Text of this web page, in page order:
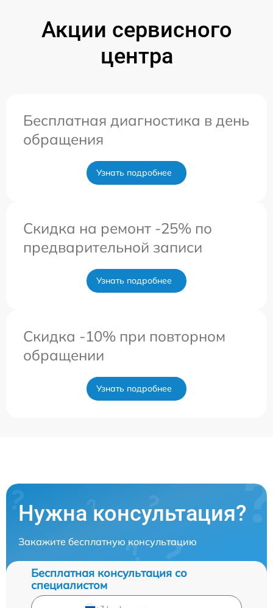
Акции сервисного
центра
Бесплатная диагностика в день
обращения
Узнать подробнее
Скидка на ремонт -25% по
предварительной записи
Узнать подробнее
Скидка -10% при повторном
обращении
Узнать подробнее
Нужна консультация?
Закажите бесплатную консультацию
Бесплатная консультация со
специалистом